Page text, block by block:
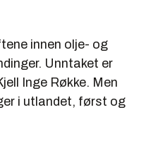
innen olje- og
Unntaket er
Inge Røkke. Men
i utlandet, først og